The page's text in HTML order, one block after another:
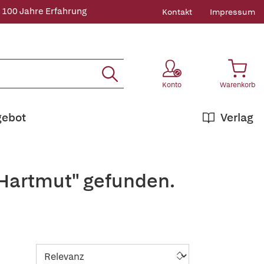
100 Jahre Erfahrung Kontakt Impressum
Konto Warenkorb
Verlag
gefunden.